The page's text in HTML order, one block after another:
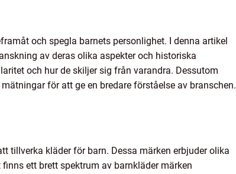
och spegla barnets personlighet. I denna artikel
av deras olika aspekter och historiska
och hur de skiljer sig från varandra. Dessutom
för att ge en bredare förståelse av branschen.
tillverka kläder för barn. Dessa märken erbjuder olika
ett brett spektrum av barnkläder märken